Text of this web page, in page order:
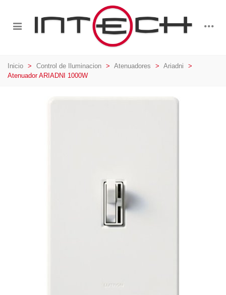
Inicio > Control de Iluminacion > Atenuadores > Ariadni
>
Atenuador ARIADNI 1000W